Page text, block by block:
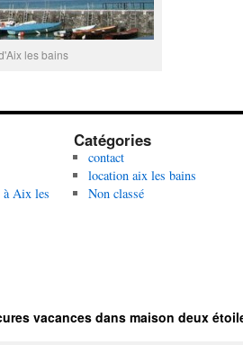
les bains
à Aix les
Catégories
contact
location aix les bains
Non classé
vacances dans maison deux